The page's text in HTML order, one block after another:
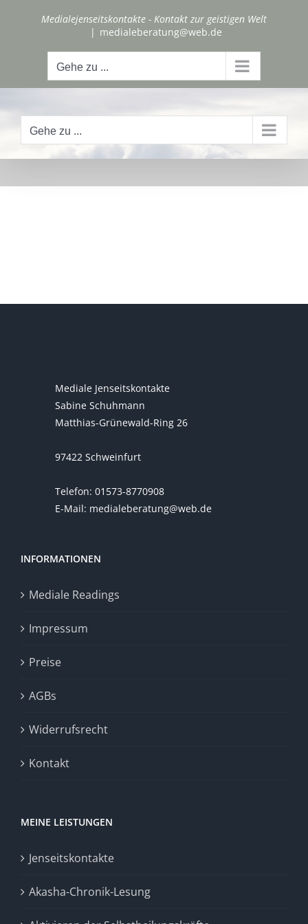
Medialejenseitskontakte - Kontakt zur geistigen Welt
| medialeberatung@web.de
Gehe zu ...
Gehe zu ...
Mediale Jenseitskontakte
Sabine Schuhmann
Matthias-Grünewald-Ring 26
97422 Schweinfurt
Telefon: 01573-8770908
E-Mail: medialeberatung@web.de
INFORMATIONEN
Mediale Readings
Impressum
Preise
AGBs
Widerrufsrecht
Kontakt
MEINE LEISTUNGEN
Jenseitskontakte
Akasha-Chronik-Lesung